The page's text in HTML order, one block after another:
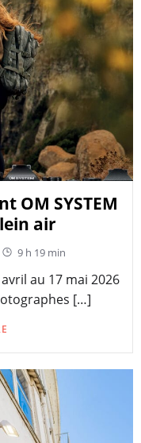
OM SYSTEM
air
9 h 19 min
au 17 mai 2026
[…]